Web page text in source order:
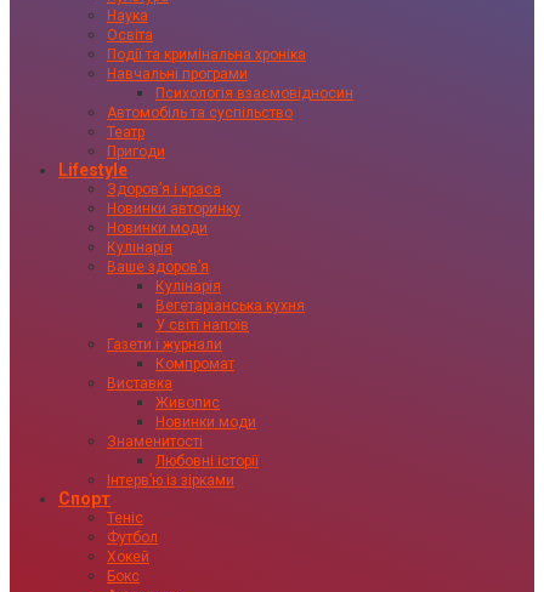
Наука
Освіта
Події та кримінальна хроніка
Навчальні програми
Психологія взаємовідносин
Автомобіль та суспільство
Театр
Пригоди
Lifestyle
Здоровʼя і краса
Новинки авторинку
Новинки моди
Кулінарія
Ваше здоровʼя
Кулінарія
Вегетаріанська кухня
У світі напоїв
Газети і журнали
Компромат
Виставка
Живопис
Новинки моди
Знаменитості
Любовні історії
Інтервʼю із зірками
Спорт
Теніс
Футбол
Хокей
Бокс